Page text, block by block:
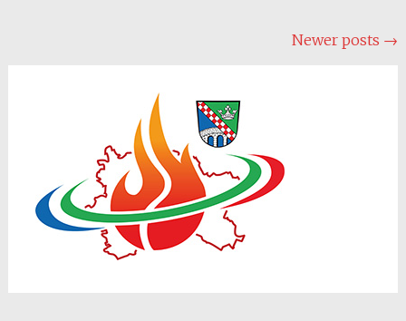
Newer posts →